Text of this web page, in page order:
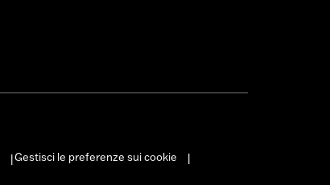
Gestisci le preferenze sui cookie